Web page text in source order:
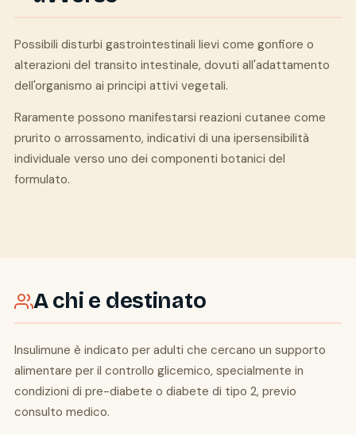
Possibili disturbi gastrointestinali lievi come gonfiore o
alterazioni del transito intestinale, dovuti all'adattamento
dell'organismo ai principi attivi vegetali.
Raramente possono manifestarsi reazioni cutanee come
prurito o arrossamento, indicativi di una ipersensibilità
individuale verso uno dei componenti botanici del
formulato.
A chi e destinato
Insulimune è indicato per adulti che cercano un supporto
alimentare per il controllo glicemico, specialmente in
condizioni di pre-diabete o diabete di tipo 2, previo
consulto medico.